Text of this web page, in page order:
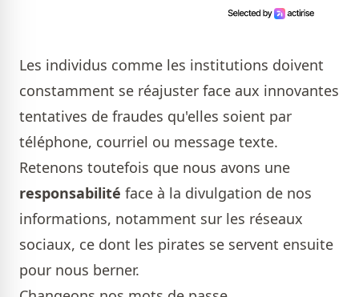
Les individus comme les institutions doivent
constamment se réajuster face aux innovantes
tentatives de fraudes qu'elles soient par
téléphone, courriel ou message texte.
Retenons toutefois que nous avons une
responsabilité face à la divulgation de nos
informations, notamment sur les réseaux
sociaux, ce dont les pirates se servent ensuite
pour nous berner.